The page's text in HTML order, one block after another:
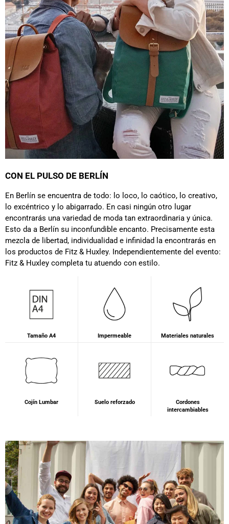
CON EL PULSO DE BERLÍN
En Berlín se encuentra de todo: lo loco, lo caótico, lo creativo,
lo excéntrico y lo abigarrado. En casi ningún otro lugar
encontrarás una variedad de moda tan extraordinaria y única.
Esto da a Berlín su inconfundible encanto. Precisamente esta
mezcla de libertad, individualidad e infinidad la encontrarás en
los productos de Fitz & Huxley. Independientemente del evento:
Fitz & Huxley completa tu atuendo con estilo.
Tamaño A4 Impermeable Materiales naturales
Cojín Lumbar Suelo reforzado
Cordones
intercambiables